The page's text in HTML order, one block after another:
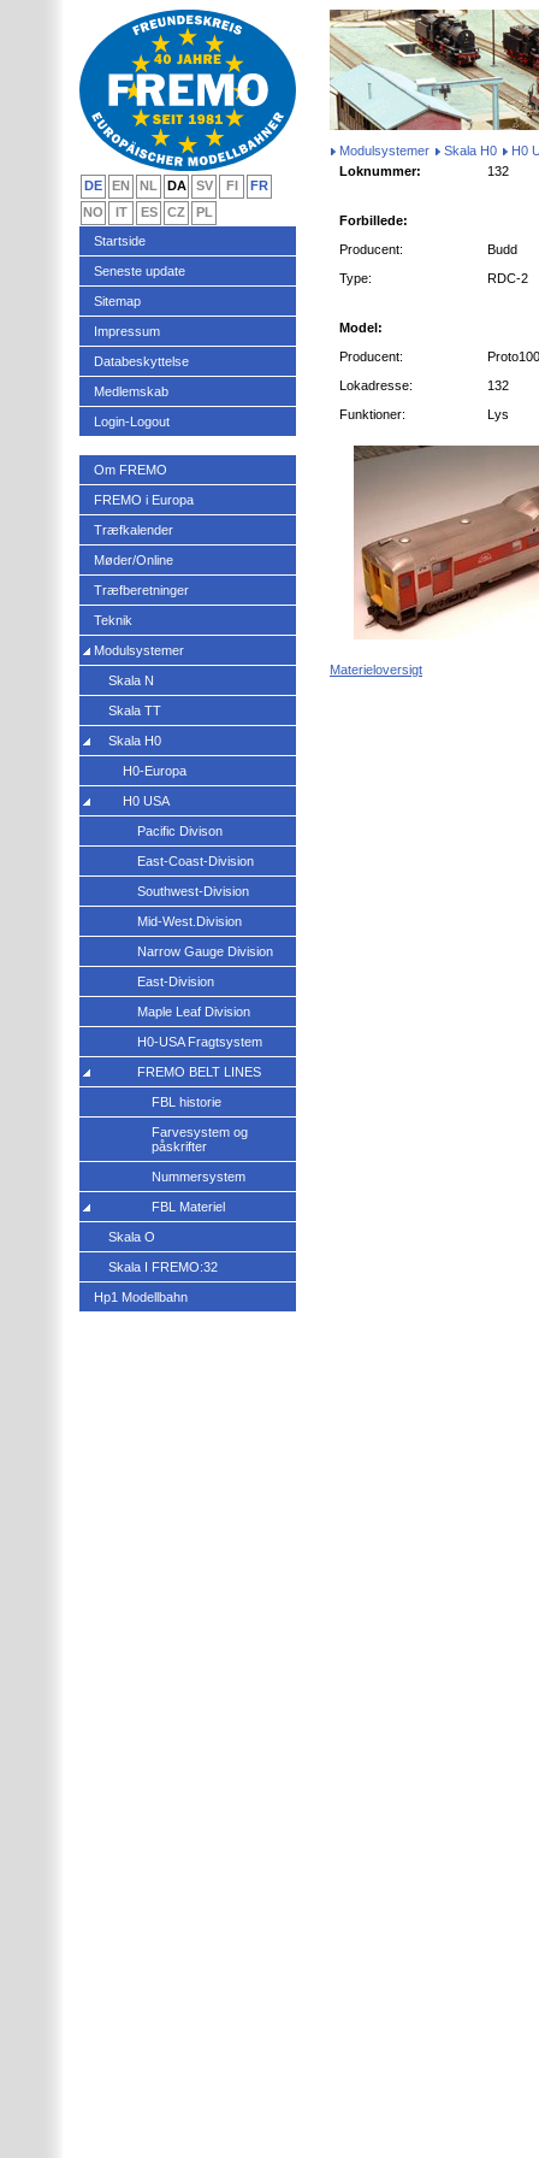
Modulsystemer Skala H0
H0
Loknummer:
132
Forbillede:
Producent:
Budd
Type:
RDC-2
Model:
Producent:
Lokadresse:
132
Funktioner:
Lys
Materieloversigt
DE EN NL DA SV FI
FR
NO
IT ES CZ
PL
Startside
Seneste update
Sitemap
Impressum
Databeskyttelse
Medlemskab
Login-Logout
Om FREMO
FREMO i Europa
Træfkalender
Møder/Online
Træfberetninger
Teknik
Modulsystemer
Skala N
Skala TT
Skala H0
H0-Europa
H0 USA
Pacific Divison
East-Coast-Division
Southwest-Division
Mid-West.Division
Narrow Gauge Division
East-Division
Maple Leaf Division
H0-USA Fragtsystem
FREMO BELT LINES
FBL historie
Farvesystem og
påskrifter
Nummersystem
FBL Materiel
Skala O
Skala I FREMO:32
Hp1 Modellbahn